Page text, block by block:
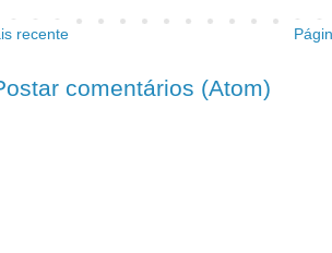
recente
comentários (Atom)